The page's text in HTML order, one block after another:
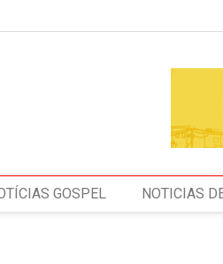
GOSPEL NOTICIAS